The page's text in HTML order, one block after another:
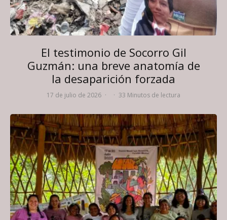
El testimonio de Socorro Gil
Guzmán: una breve anatomía de
la desaparición forzada
17 de julio de 2026 · · 33 Minutos de lectura